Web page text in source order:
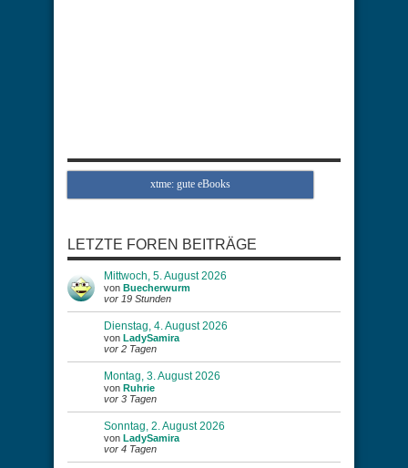
xtme: gute eBooks
LETZTE FOREN BEITRÄGE
Mittwoch, 5. August 2026
von Buecherwurm
vor 19 Stunden
Dienstag, 4. August 2026
von LadySamira
vor 2 Tagen
Montag, 3. August 2026
von Ruhrie
vor 3 Tagen
Sonntag, 2. August 2026
von LadySamira
vor 4 Tagen